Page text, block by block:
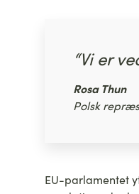
“Vi er
Rosa Thun
Polsk
EU-parlamentet